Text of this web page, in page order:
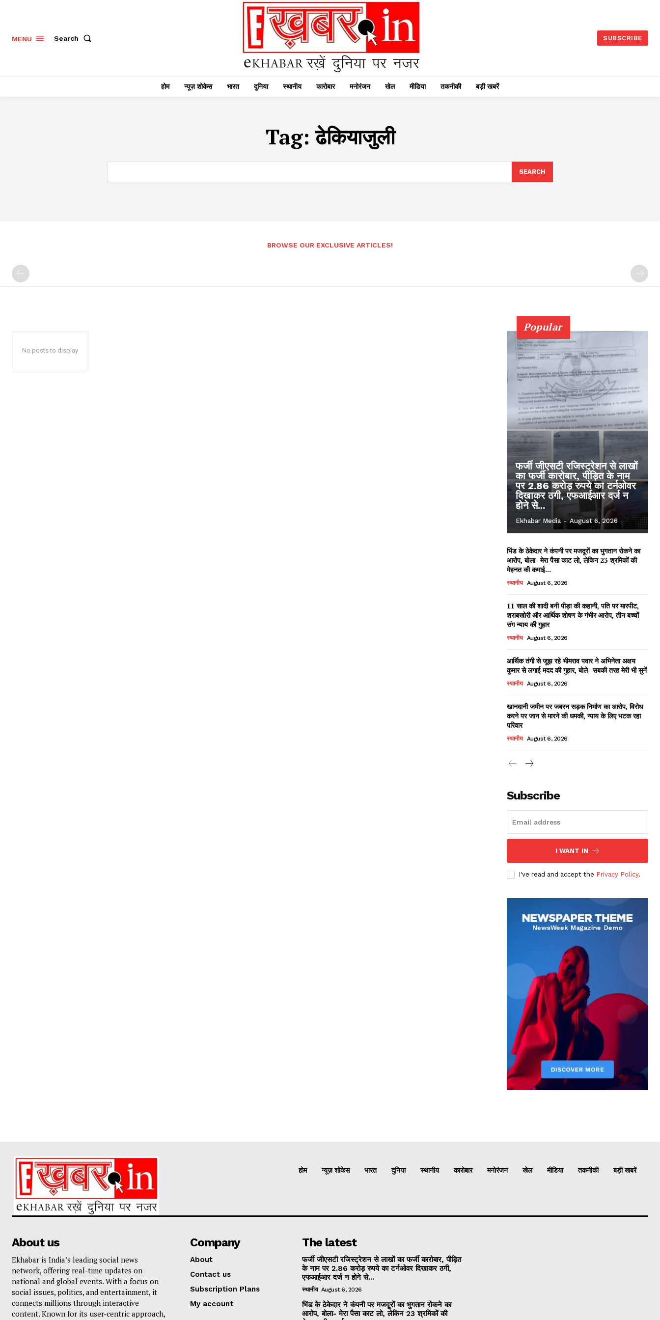
MENU Search SUBSCRIBE
होम न्यूज़ शोकेस भारत दुनिया स्थानीय कारोबार मनोरंजन खेल मीडिया तकनीकी बड़ी खबरें
Tag:ढेकियाजुली
SEARCH
BROWSE OUR EXCLUSIVE ARTICLES!
No posts to display
Popular
फर्जी जीएसटी रजिस्ट्रेशन से लाखों
का फर्जी कारोबार, पीड़ित के नाम
पर 2.86 करोड़ रुपये का टर्नओवर
दिखाकर ठगी, एफआईआर दर्ज न
होने से...
Ekhabar Media - August 6, 2026
भिंड के ठेकेदार ने कंपनी पर मजदूरों का भुगतान रोकने का
आरोप, बोला- मेरा पैसा काट लो, लेकिन 23 श्रमिकों की
मेहनत की कमाई...
स्थानीय August 6, 2026
11 साल की शादी बनी पीड़ा की कहानी, पति पर मारपीट,
शराबखोरी और आर्थिक शोषण के गंभीर आरोप, तीन बच्चों
संग न्याय की गुहार
स्थानीय August 6, 2026
आर्थिक तंगी से जूझ रहे भीमराव पवार ने अभिनेता अक्षय
कुमार से लगाई मदद की गुहार, बोले- सबकी तरह मेरी भी सुनें
स्थानीय August 6, 2026
खानदानी जमीन पर जबरन सड़क निर्माण का आरोप, विरोध
करने पर जान से मारने की धमकी, न्याय के लिए भटक रहा
परिवार
स्थानीय August 6, 2026
Subscribe
I WANT IN
I've read and accept the Privacy Policy.
होम न्यूज़ शोकेस भारत दुनिया स्थानीय कारोबार मनोरंजन खेल मीडिया तकनीकी बड़ी खबरें
About us
Ekhabar is India’s leading social news
network, offering real-time updates on
national and global events. With a focus on
social issues, politics, and entertainment, it
connects millions through interactive
content. Known for its user-centric approach,
Company
About
Contact us
Subscription Plans
My account
The latest
फर्जी जीएसटी रजिस्ट्रेशन से लाखों का फर्जी कारोबार, पीड़ित
के नाम पर 2.86 करोड़ रुपये का टर्नओवर दिखाकर ठगी,
एफआईआर दर्ज न होने से...
स्थानीय August 6, 2026
भिंड के ठेकेदार ने कंपनी पर मजदूरों का भुगतान रोकने का
आरोप, बोला- मेरा पैसा काट लो, लेकिन 23 श्रमिकों की